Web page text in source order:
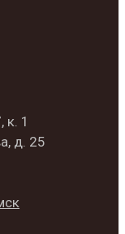
к. 1
д. 25